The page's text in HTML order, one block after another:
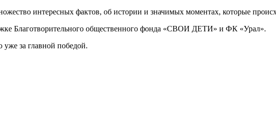
интересных фактов, об истории и значимых моментах, которые
Благотворительного общественного фонда «СВОИ ДЕТИ» и ФК «Урал».
уже за главной победой.